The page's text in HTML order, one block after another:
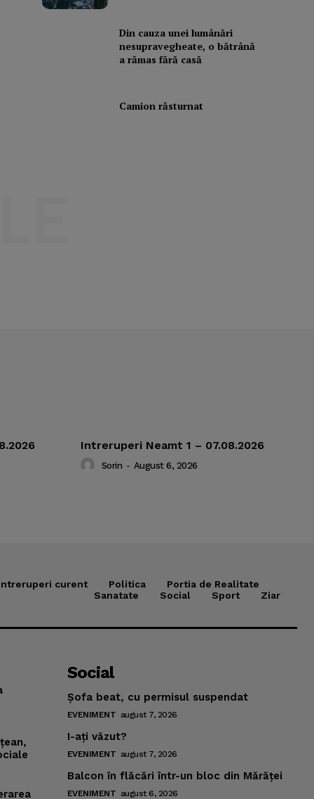
Din cauza unei lumânări
nesupravegheate, o bătrână
a rămas fără casă
Camion răsturnat
Intreruperi Neamt 1 – 07.08.2026
Sorin - August 6, 2026
curent Politica
Portia de Realitate
Sanatate
Social Sport Ziar
Social
Şofa beat, cu permisul suspendat
EVENIMENT august 7, 2026
I-aţi văzut?
EVENIMENT august 7, 2026
Balcon în flăcări într-un bloc din Mărăţei
EVENIMENT august 6, 2026